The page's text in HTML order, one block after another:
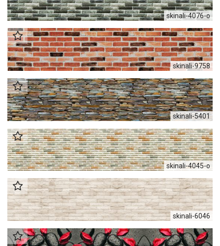
skinali-4076-o
skinali-9758
skinali-5401
skinali-4045-o
skinali-6046